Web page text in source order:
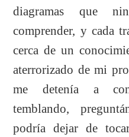
diagramas que
comprender, y cada
cerca de un
aterrorizado de mi
me detenía a
temblando,
podría dejar de